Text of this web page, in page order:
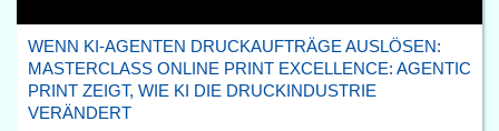
WENN KI-AGENTEN DRUCKAUFTRÄGE AUSLÖSEN:
MASTERCLASS ONLINE PRINT EXCELLENCE: AGENTIC
PRINT ZEIGT, WIE KI DIE DRUCKINDUSTRIE
VERÄNDERT